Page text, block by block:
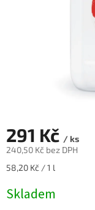
291 Kč / ks
240,50 Kč bez DPH
Měrná
58,20 Kč / 1 l
Skladem